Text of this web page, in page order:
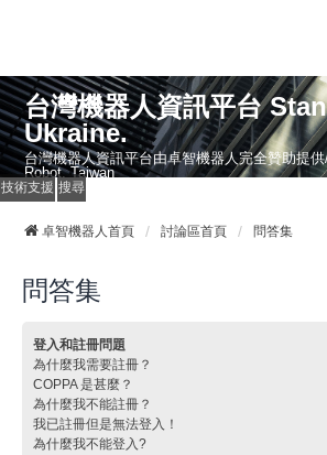
台灣機器人資訊平台
Ukraine.
台灣機器人資訊平台由卓智機器人完全贊助提
Robot, Taiwan
技術支援 搜尋
卓智機器人首頁 討論區首頁 問答集
問答集
登入和註冊問題
為什麼我需要註冊？
COPPA 是甚麼？
為什麼我不能註冊？
我已註冊但是無法登入！
為什麼我不能登入?